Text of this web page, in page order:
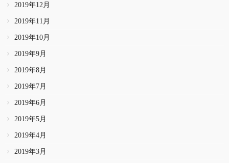
2019年12月
2019年11月
2019年10月
2019年9月
2019年8月
2019年7月
2019年6月
2019年5月
2019年4月
2019年3月